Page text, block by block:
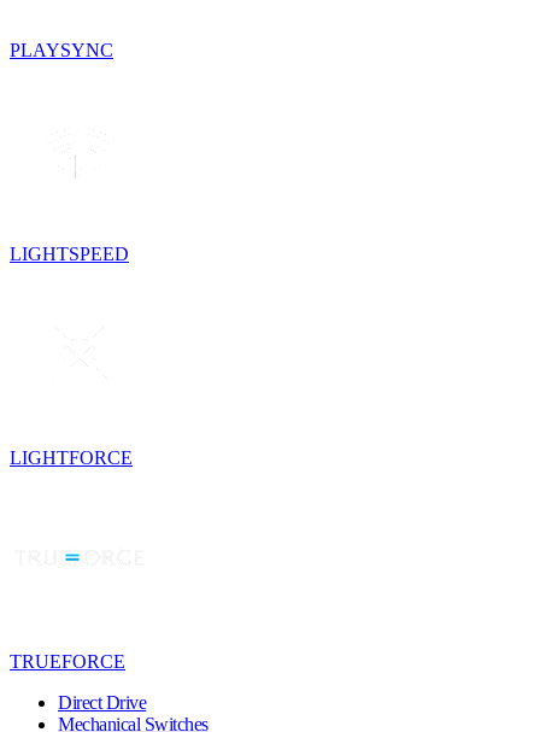
PLAYSYNC
LIGHTSPEED
LIGHTFORCE
TRUEFORCE
Direct Drive
Mechanical Switches